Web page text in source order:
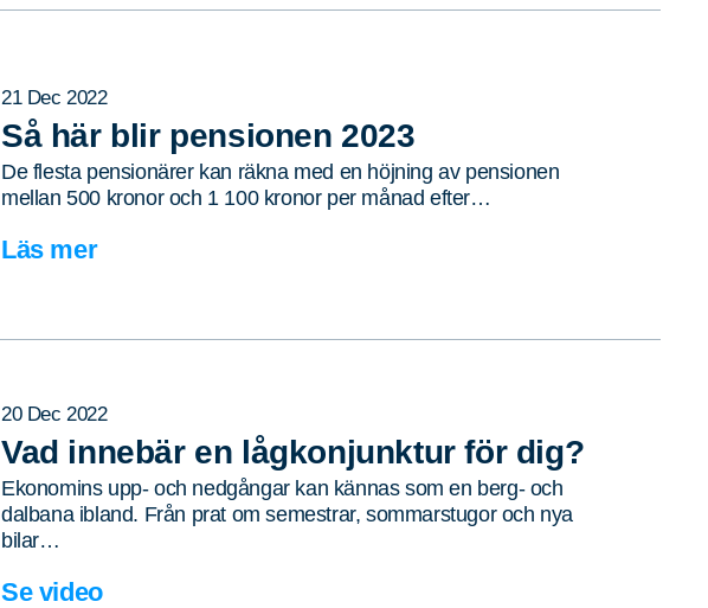
21 Dec 2022
Så här blir pensionen 2023
De flesta pensionärer kan räkna med en höjning av pensionen
mellan 500 kronor och 1 100 kronor per månad efter…
Läs mer
20 Dec 2022
Vad innebär en lågkonjunktur för dig?
Ekonomins upp- och nedgångar kan kännas som en berg- och
dalbana ibland. Från prat om semestrar, sommarstugor och nya
bilar…
Se video